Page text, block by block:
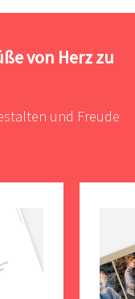
von Herz zu
und Freude